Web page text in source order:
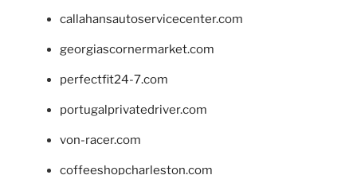
callahansautoservicecenter.com
georgiascornermarket.com
perfectfit24-7.com
portugalprivatedriver.com
von-racer.com
coffeeshopcharleston.com